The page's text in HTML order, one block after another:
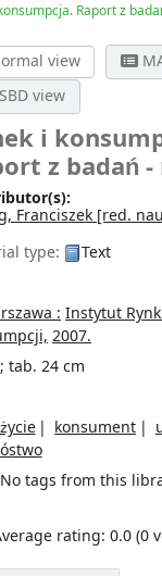
Raport z
view
view
i
z badań
Franciszek [red.
type:
Text
: Instytut
2007.
tab. 24 cm
konsument
No tags from this
rating: 0.0 (0